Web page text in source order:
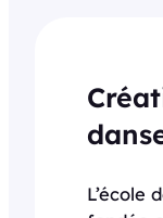
L’école